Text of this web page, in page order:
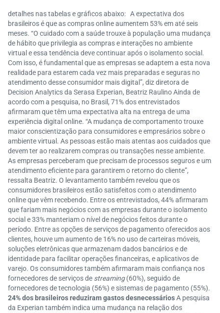
detalhes nas tabelas e gráficos abaixo: A expectativa dos
brasileiros é que as compras online aumentem 53% em até seis
meses. “O cuidado com a saúde trouxe à população uma mudança
de hábito que privilegia as compras e interações no ambiente
virtual e essa tendência deve continuar após o isolamento social.
Com isso, é fundamental que as empresas se adaptem a esta nova
realidade para estarem cada vez mais preparadas e seguras no
atendimento desse consumidor mais digital”, diz diretora de
Decision Analytics da Serasa Experian, Beatriz Raulino Ainda de
acordo com a pesquisa, no Brasil, 71% dos entrevistados
afirmaram que têm uma expectativa alta na entrega de uma
experiência digital online. “A mudança de comportamento trouxe
maior conscientização para consumidores e empresários sobre o
ambiente virtual. As pessoas estão mais atentas aos cuidados que
devem ter ao realizarem compras ou transações nesse ambiente.
As empresas perceberam que precisam de processos seguros e um
atendimento eficiente para garantirem o retorno do cliente”,
ressalta Beatriz. O levantamento também revelou que os
consumidores brasileiros estão satisfeitos com o atendimento
online que vêm recebendo. Entre os entrevistados, 44% afirmaram
que fariam mais negócios com as empresas durante o isolamento
social e 33% manteriam o nível de negócios feitos durante o
período. Entre as opções de serviços de pagamento oferecidos aos
clientes, houve um aumento de 16% no uso de carteiras móveis,
soluções eletrônicas que armazenam dados bancários e de
identidade para facilitar operações financeiras, e aplicativos de
varejo. Os consumidores também afirmaram mais confiança nos
fornecedores de serviços de streaming(60%), seguido de
fornecedores de tecnologia (56%) e sistemas de pagamento (55%).
24% dos brasileiros reduziram gastos desnecessáriosA pesquisa
da Experian também indica uma mudança na relação dos